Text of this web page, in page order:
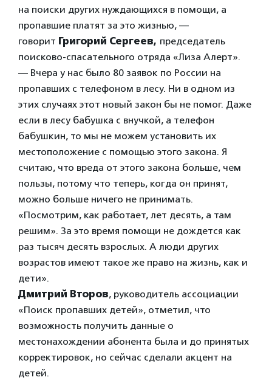
на поиски других нуждающихся в помощи, а
пропавшие платят за это жизнью, —
говорит Григорий Сергеев, председатель
поисково-спасательного отряда «Лиза Алерт».
— Вчера у нас было 80 заявок по России на
пропавших с телефоном в лесу. Ни в одном из
этих случаях этот новый закон бы не помог. Даже
если в лесу бабушка с внучкой, а телефон
бабушкин, то мы не можем установить их
местоположение с помощью этого закона. Я
считаю, что вреда от этого закона больше, чем
пользы, потому что теперь, когда он принят,
можно больше ничего не принимать.
«Посмотрим, как работает, лет десять, а там
решим». За это время помощи не дождется как
раз тысяч десять взрослых. А люди других
возрастов имеют такое же право на жизнь, как и
дети».
Дмитрий Второв, руководитель ассоциации
«Поиск пропавших детей», отметил, что
возможность получить данные о
местонахождении абонента была и до принятых
корректировок, но сейчас сделали акцент на
детей.